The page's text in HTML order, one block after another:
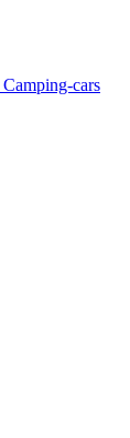
Camping-cars